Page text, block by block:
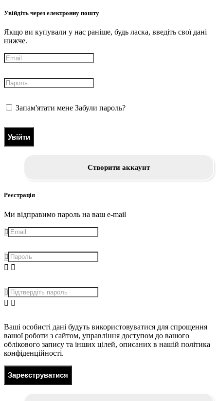
Увійдіть через електронну пошту
Якщо ви купували у нас раніше, будь ласка, введіть свої дані
нижче.
Запам'ятати мене Забули пароль?
Увійти
Створити аккаунт
Реєстрація
Ми відправимо пароль на ваш e-mail
Ваші особисті дані будуть використовуватися для спрощення
вашої роботи з сайтом, управління доступом до вашого
облікового запису та інших цілей, описаних в нашій політика
конфіденційності.
Зареєструватися